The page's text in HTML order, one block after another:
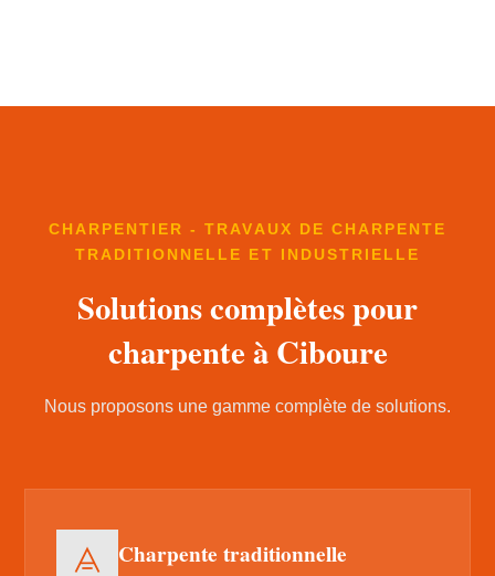
CHARPENTIER - TRAVAUX DE CHARPENTE
TRADITIONNELLE ET INDUSTRIELLE
Solutions complètes pour
charpente à Ciboure
Nous proposons une gamme complète de solutions.
Charpente traditionnelle